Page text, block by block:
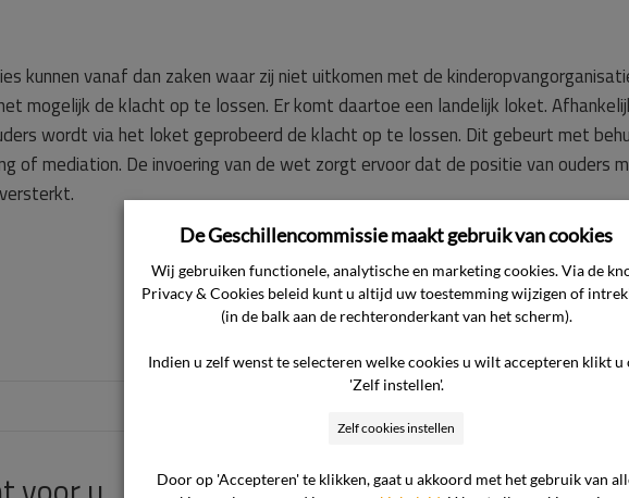
kunnen vanaf dan zaken waar zij niet uitkomen met de
mogelijk de klacht op te lossen. Er komt daartoe een landelijk loket.
wordt via het loket geprobeerd de klacht op te lossen. Dit gebeurt met
of mediation. De invoering van de wet zorgt ervoor dat de positie van ouders
De Geschillencommissie maakt gebruik van cookies
Wij gebruiken functionele, analytische en marketing cookies. Via de
Privacy & Cookies beleid kunt u altijd uw toestemming wijzigen of
(in de balk aan de rechteronderkant van het scherm).
Indien u zelf wenst te selecteren welke cookies u wilt accepteren klikt u
'Zelf instellen'.
Zelf cookies instellen
Door op 'Accepteren' te klikken, gaat u akkoord met het gebruik van